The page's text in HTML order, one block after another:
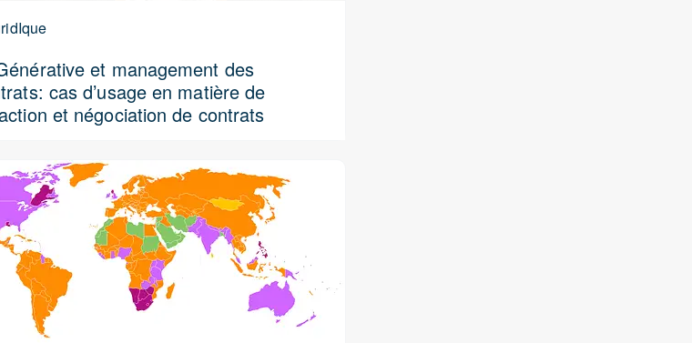
et management des
cas d’usage en matière de
et négociation de contrats